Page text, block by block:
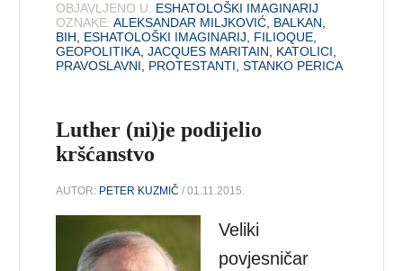
OBJAVLJENO U: ESHATOLOŠKI IMAGINARIJ
OZNAKE: ALEKSANDAR MILJKOVIĆ, BALKAN,
BIH, ESHATOLOŠKI IMAGINARIJ, FILIOQUE,
GEOPOLITIKA,JACQUES MARITAIN, KATOLICI,
PRAVOSLAVNI, PROTESTANTI,STANKO PERICA
Luther (ni)je podijelio
kršćanstvo
AUTOR: PETER KUZMIČ / 01.11.2015.
Veliki
povjesničar